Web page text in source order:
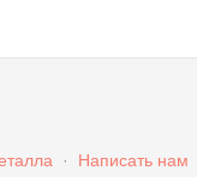
· Написать нам